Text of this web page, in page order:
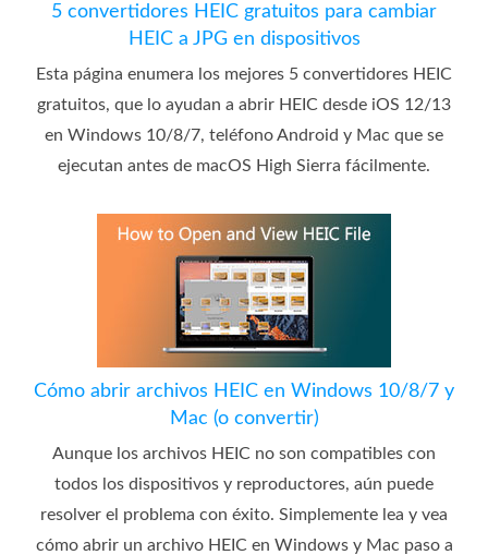
5 convertidores HEIC gratuitos para cambiar
HEIC a JPG en dispositivos
Esta página enumera los mejores 5 convertidores HEIC
gratuitos, que lo ayudan a abrir HEIC desde iOS 12/13
en Windows 10/8/7, teléfono Android y Mac que se
ejecutan antes de macOS High Sierra fácilmente.
Cómo abrir archivos HEIC en Windows 10/8/7 y
Mac (o convertir)
Aunque los archivos HEIC no son compatibles con
todos los dispositivos y reproductores, aún puede
resolver el problema con éxito. Simplemente lea y vea
cómo abrir un archivo HEIC en Windows y Mac paso a